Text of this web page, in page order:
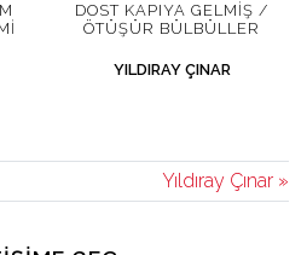
DOST KAPIYA GELMIŞ /
ÖTÜŞÜR BÜLBÜLLER
YILDIRAY ÇINAR
Yıldıray Çınar »